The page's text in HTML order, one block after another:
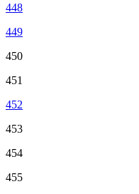
448
449
450
451
452
453
454
455